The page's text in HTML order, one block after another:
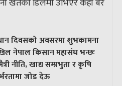
खेतको डिलमा उभिएर केही बेर
धान दिवसको अवसरमा शुभकामना
नेपाल किसान महासंघ भन्छः
नीति, खाद्य सम्प्रभुता र कृषि
जोड देऊ